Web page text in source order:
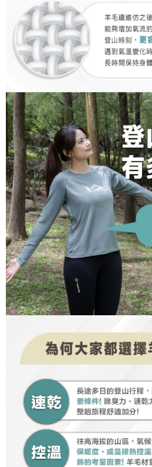
請求用戶進行身份認證。
５．嚴禁一人註冊多個帳號或使用他人資訊
恩沛科技股份有限公司將有權停止該用戶之